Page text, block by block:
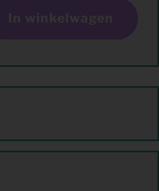
In winkelwagen